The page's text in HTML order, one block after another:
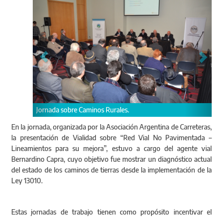
Caminos Rurales.
Pavimentada –
En la jornada, organizada por la Asociación Argentina de Carreteras,
la presentación de Vialidad sobre “Red Vial No Pavimentada –
Lineamientos para su mejora”, estuvo a cargo del agente vial
Bernardino Capra, cuyo objetivo fue mostrar un diagnóstico actual
del estado de los caminos de tierras desde la implementación de la
Ley 13010.
Estas jornadas de trabajo tienen como propósito incentivar el